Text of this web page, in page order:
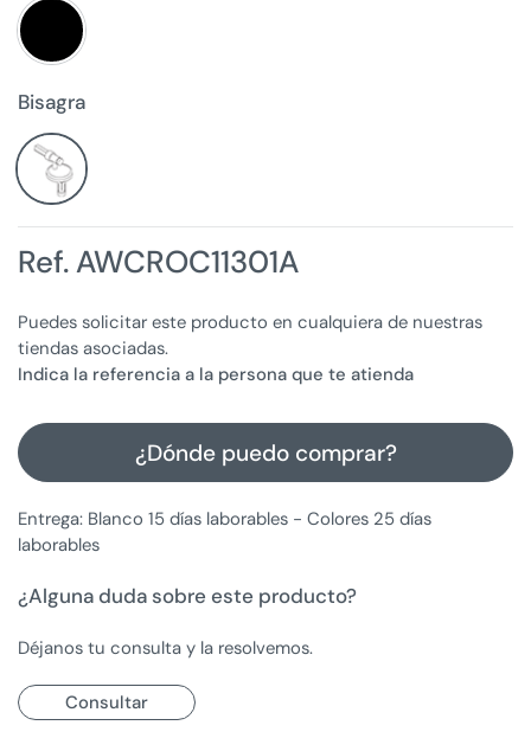
Bisagra
Ref. AWCROC11301A
Puedes solicitar este producto en cualquiera de nuestras
tiendas asociadas.
Indica la referencia a la persona que te atienda
¿Dónde puedo comprar?
Entrega: Blanco 15 días laborables - Colores 25 días
laborables
¿Alguna duda sobre este producto?
Déjanos tu consulta y la resolvemos.
Consultar